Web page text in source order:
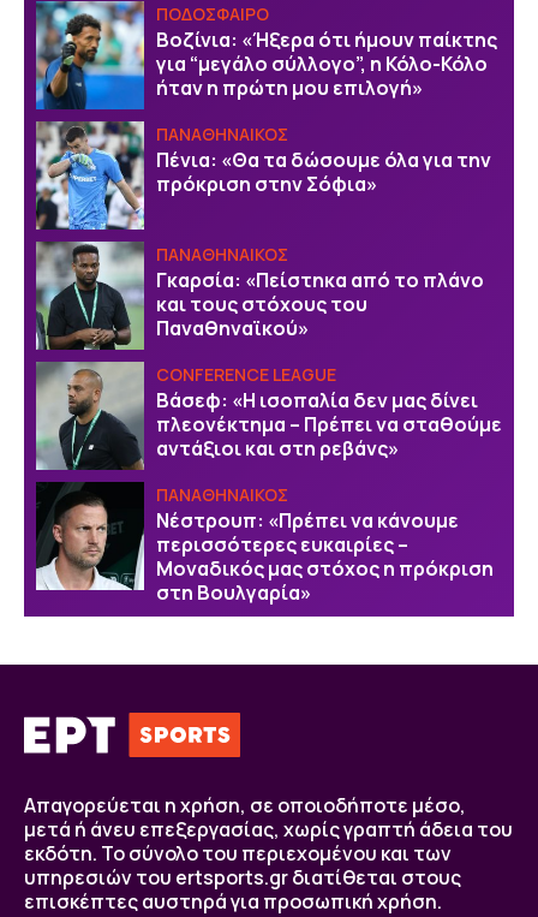
ΠΟΔΟΣΦΑΙΡΟ
Βοζίνια: «Ήξερα ότι ήμουν παίκτης
για “μεγάλο σύλλογο”, η Κόλο-Κόλο
ήταν η πρώτη μου επιλογή»
ΠΑΝΑΘΗΝΑΙΚΟΣ
Πένια: «Θα τα δώσουμε όλα για την
πρόκριση στην Σόφια»
ΠΑΝΑΘΗΝΑΙΚΟΣ
Γκαρσία: «Πείστηκα από το πλάνο
και τους στόχους του
Παναθηναϊκού»
CONFERENCE LEAGUE
Βάσεφ: «Η ισοπαλία δεν μας δίνει
πλεονέκτημα – Πρέπει να σταθούμε
αντάξιοι και στη ρεβάνς»
ΠΑΝΑΘΗΝΑΙΚΟΣ
Νέστρουπ: «Πρέπει να κάνουμε
περισσότερες ευκαιρίες –
Μοναδικός μας στόχος η πρόκριση
στη Βουλγαρία»
Απαγορεύεται η χρήση, σε οποιοδήποτε μέσο,
μετά ή άνευ επεξεργασίας, χωρίς γραπτή άδεια του
εκδότη. Το σύνολο του περιεχομένου και των
υπηρεσιών του ertsports.gr διατίθεται στους
επισκέπτες αυστηρά για προσωπική χρήση.